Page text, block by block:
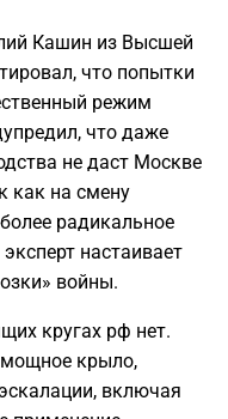
Кашин из Высшей
что попытки
режим
что даже
не даст Москве
как на смену
радикальное
настаивает
войны.
кругах рф нет.
мощное крыло,
включая